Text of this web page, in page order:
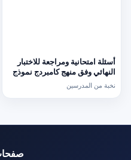
أسئلة امتحانية ومراجعة للاختبار
النهائي وفق منهج كامبردج نموذج
ثالث (رياضيات) التاسع
نخبة من المدرسين